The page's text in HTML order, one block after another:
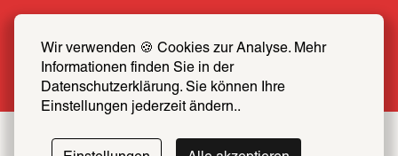
Wir verwenden 🍪 Cookies zur Analyse. Mehr
Informationen finden Sie in der
Datenschutzerklärung. Sie können Ihre
Einstellungen jederzeit ändern..
SCHIRN FREUND*IN werden
Mehr erfahren
SCHIRN